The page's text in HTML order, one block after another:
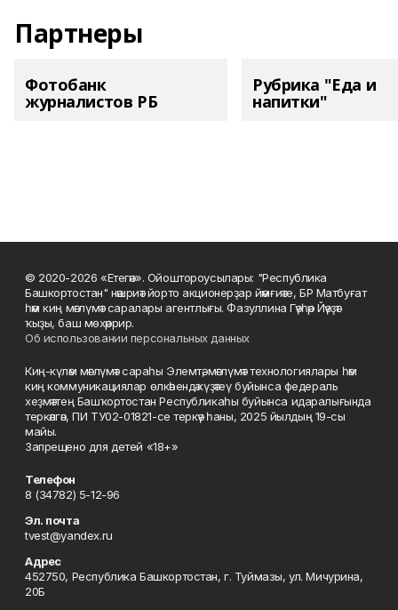
Партнеры
Фотобанк
журналистов РБ
Рубрика "Еда и
напитки"
© 2020-2026 «Етегән». Ойоштороусылары: "Республика
Башкортостан" нәшриәт йорто акционерҙар йәмғиәте, БР Матбуғат
һәм киң мәғлүмәт саралары агентлығы. Фазуллина Гәүһәр Йәүҙәт
ҡыҙы, баш мөхәррир.
Об использовании персональных данных
Киң-күләм мәғлүмәт сараһы Элемтә, мәғлүмәт технологиялары һәм
киң коммуникациялар өлкәһендә күҙәтеү буйынса федераль
хеҙмәттең Башҡортостан Республикаһы буйынса идаралығында
теркәлгән, ПИ ТУ02-01821-се теркәү һаны, 2025 йылдың 19-сы
майы.
Запрещено для детей «18+»
Телефон
8 (34782) 5-12-96
Эл. почта
tvest@yandex.ru
Адрес
452750, Республика Башкортостан, г. Туймазы, ул. Мичурина,
20Б